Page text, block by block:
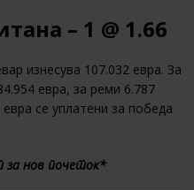
– 1 @ 1.66
изнесува 107.032 евра. За
евра, за реми 6.787
се уплатени за победа
нов почеток*